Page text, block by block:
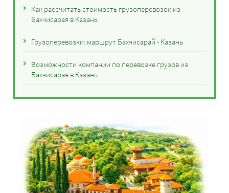
Как рассчитать стоимость грузоперевозок из
Бахчисарая в Казань
Грузоперевозки: маршрут Бахчисарай - Казань
Возможности компании по перевозке грузов из
Бахчисарая в Казань